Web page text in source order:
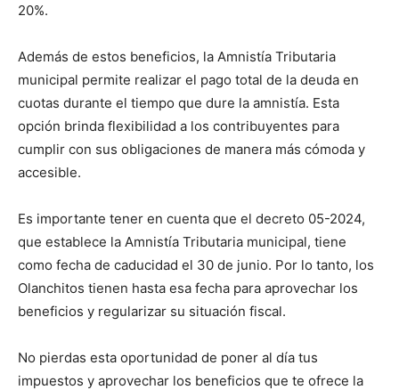
20%.
Además de estos beneficios, la Amnistía Tributaria
municipal permite realizar el pago total de la deuda en
cuotas durante el tiempo que dure la amnistía. Esta
opción brinda flexibilidad a los contribuyentes para
cumplir con sus obligaciones de manera más cómoda y
accesible.
Es importante tener en cuenta que el decreto 05-2024,
que establece la Amnistía Tributaria municipal, tiene
como fecha de caducidad el 30 de junio. Por lo tanto, los
Olanchitos tienen hasta esa fecha para aprovechar los
beneficios y regularizar su situación fiscal.
No pierdas esta oportunidad de poner al día tus
impuestos y aprovechar los beneficios que te ofrece la